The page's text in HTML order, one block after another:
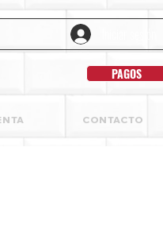
PAGOS
CONTACTO